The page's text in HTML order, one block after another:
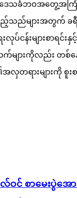
ဒေသခံဘဝအတွေ့အကြုံမ
သည်များအတွက် ခရီ
ေးလုပ်ငန်းများစာရ
ျားကိုလည်း တစ်န
လှတရားများကို စူး
ဝင် စာမေးပွဲအော